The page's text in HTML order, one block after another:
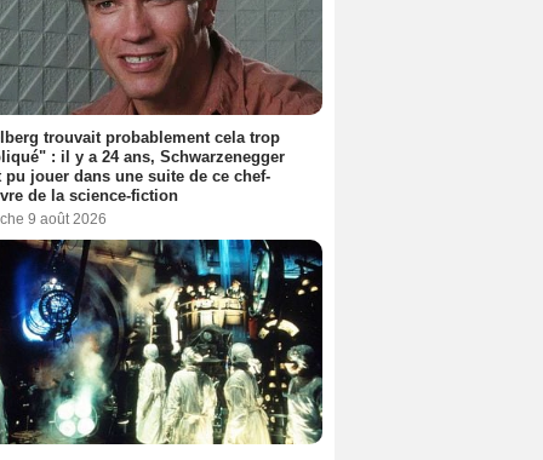
trouvait probablement cela trop
: il y a 24 ans, Schwarzenegger
pu jouer dans une suite de ce chef-
de la science-fiction
9 août 2026